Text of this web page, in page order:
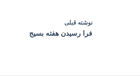
نوشته قبلی
فرا رسیدن هفته بسیج